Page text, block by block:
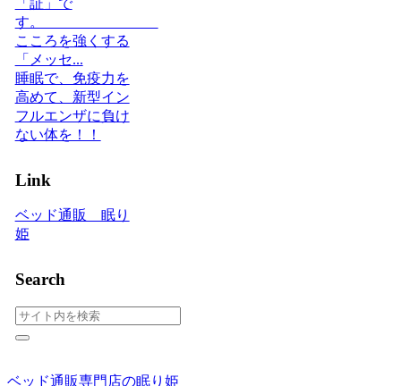
「証」で
す。
こころを強くする
「メッセ...
睡眠で、免疫力を
高めて、新型イン
フルエンザに負け
ない体を！！
Link
ベッド通販 眠り
姫
Search
ベッド通販専門店の眠り姫